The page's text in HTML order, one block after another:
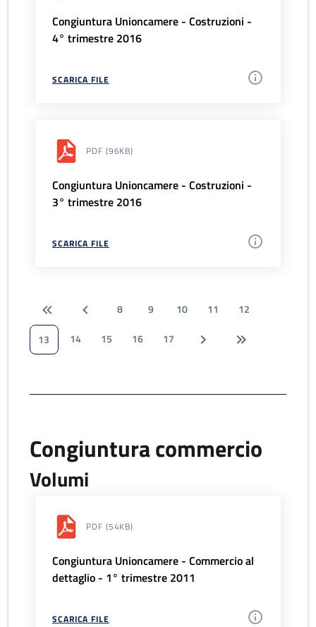
Congiuntura Unioncamere - Costruzioni -
4° trimestre 2016
SCARICA FILE
PDF (96KB)
Congiuntura Unioncamere - Costruzioni -
3° trimestre 2016
SCARICA FILE
8 9 10 11
12
13
14 15 16 17
Congiuntura commercio
Volumi
PDF (54KB)
Congiuntura Unioncamere - Commercio al
dettaglio - 1° trimestre 2011
SCARICA FILE